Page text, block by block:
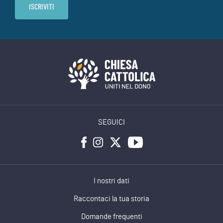
SEGUICI
I nostri dati
Raccontaci la tua storia
Domande frequenti